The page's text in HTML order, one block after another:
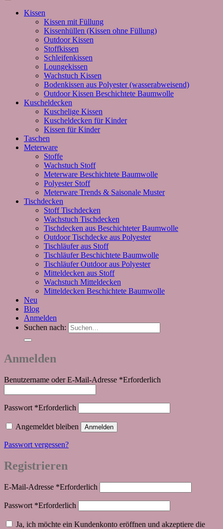
Kissen
Kissen mit Füllung
Kissenhüllen (Kissen ohne Füllung)
Outdoor Kissen
Stoffkissen
Schleifenkissen
Loungekissen
Wachstuch Kissen
Bodenkissen aus Polyester (wasserabweisend)
Outdoor Kissen Beschichtete Baumwolle
Kuscheldecken
Kuschelige Kissen
Kuscheldecken für Kinder
Kissen für Kinder
Taschen
Meterware
Stoffe
Wachstuch Stoff
Meterware Beschichtete Baumwolle
Polyester Stoff
Meterware Trends & Saisonale Muster
Tischdecken
Stoff Tischdecken
Wachstuch Tischdecken
Tischdecken aus Beschichteter Baumwolle
Outdoor Tischdecke aus Polyester
Tischläufer aus Stoff
Tischläufer Beschichtete Baumwolle
Tischläufer Outdoor aus Polyester
Mitteldecken aus Stoff
Wachstuch Mitteldecken
Mitteldecken Beschichtete Baumwolle
Neu
Blog
Anmelden
Suchen nach:
Anmelden
Benutzername oder E-Mail-Adresse *Erforderlich
Passwort *Erforderlich
Angemeldet bleiben Anmelden
Passwort vergessen?
Registrieren
E-Mail-Adresse *Erforderlich
Passwort *Erforderlich
Ja, ich möchte ein Kundenkonto eröffnen und akzeptiere die